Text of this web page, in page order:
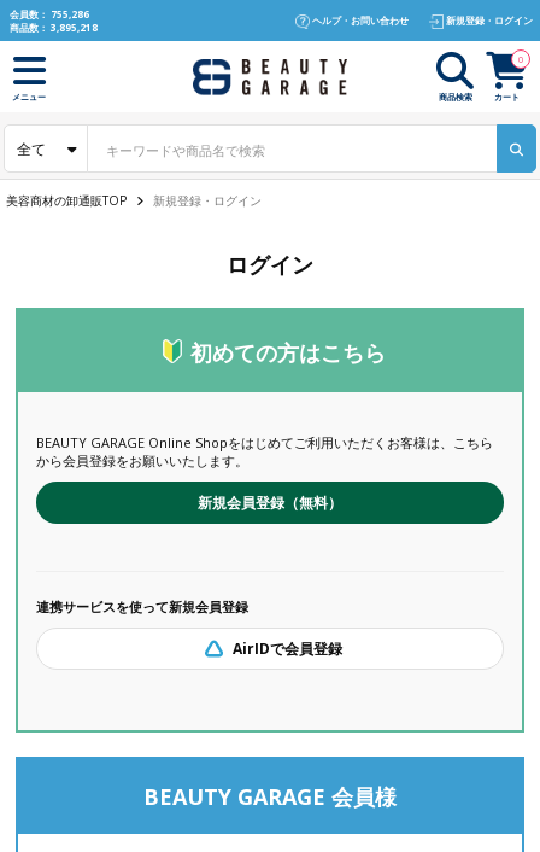
text.skipToContent
text.skipToNavigation
会員数： 755,286
商品数： 3,895,218
ヘルプ・お問い合わせ 新規登録・ログイン
メニュー 商品検索 カート
0
全て
美容商材の卸通販TOP 新規登録・ログイン
ログイン
初めての方はこちら
BEAUTY GARAGE Online Shopをはじめてご利用いただくお客様は、こちら
から会員登録をお願いいたします。
新規会員登録（無料）
連携サービスを使って新規会員登録
AirIDで会員登録
BEAUTY GARAGE 会員様